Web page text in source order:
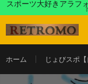
スポーツ大好きアラフ
ホーム じょびスポ【